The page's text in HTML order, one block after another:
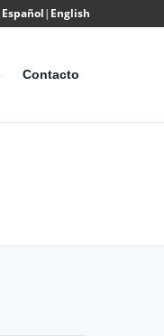
Español| English
Contacto